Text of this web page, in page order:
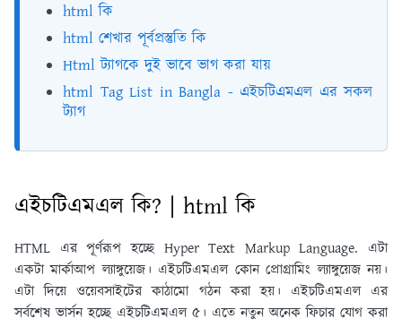
html কি
html শেখার পূর্বপ্রস্তুতি কি
Html ট্যাগকে দুই ভাবে ভাগ করা যায়
html Tag List in Bangla - এইচটিএমএল এর সকল
ট্যাগ
এইচটিএমএল কি? | html কি
HTML এর পূর্ণরূপ হচ্ছে Hyper Text Markup Language. এটা
একটা মার্কাআপ ল্যাঙ্গুয়েজ। এইচটিএমএল কোন প্রােগ্রামিং ল্যাঙ্গুয়েজ নয়।
এটা দিয়ে ওয়েবসাইটের কাঠামাে গঠন করা হয়। এইচটিএমএল এর
সর্বশেষ ভার্সন হচ্ছে এইচটিএমএল ৫। এতে নতুন অনেক ফিচার যােগ করা